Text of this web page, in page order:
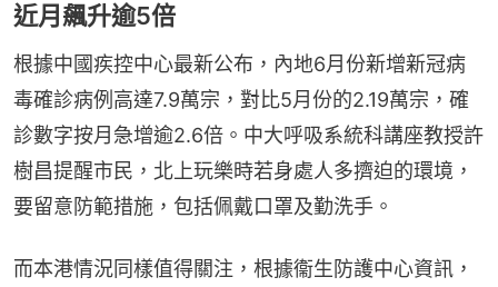
近月飆升逾5倍
根據中國疾控中心最新公布，內地6月份新增新冠病
毒確診病例高達7.9萬宗，對比5月份的2.19萬宗，確
診數字按月急增逾2.6倍。中大呼吸系統科講座教授許
樹昌提醒市民，北上玩樂時若身處人多擠迫的環境，
要留意防範措施，包括佩戴口罩及勤洗手。
而本港情況同樣值得關注，根據衞生防護中心資訊，